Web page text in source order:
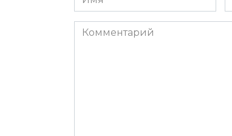
*
*
Комментарий